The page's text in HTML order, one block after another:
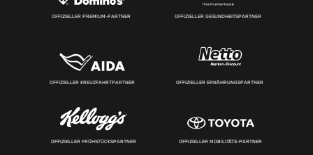
OFFIZIELLER PREMIUM-PARTNER OFFIZIELLER GESUNDHEITSPARTNER
OFFIZIELLER KREUZFAHRTPARTNER OFFIZIELLER ERNÄHRUNGSPARTNER
OFFIZIELLER FRÜHSTÜCKSPARTNER OFFIZIELLER MOBILITÄTS-PARTNER